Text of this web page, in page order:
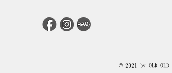
© 2021 by OLD